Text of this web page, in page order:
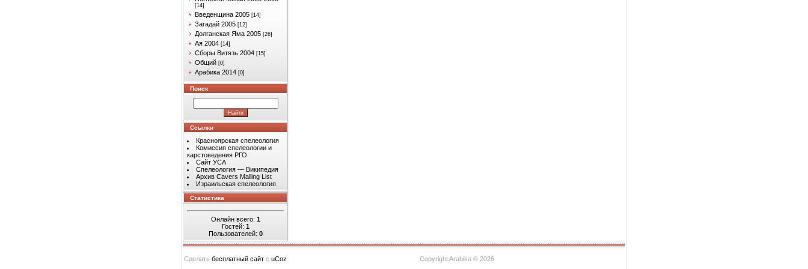
[14]
Введенщина 2005 [14]
Загадай 2005 [12]
Долганская Яма 2005 [26]
Ая 2004 [14]
Сборы Витязь 2004 [15]
Общий [0]
Арабика 2014 [0]
Поиск
Ссылки
Красноярская спелеология
Комиссия спелеологии и
карстоведения РГО
Сайт УСА
Спелеология — Википедия
Архив Cavers Mailing List
Израильская спелеология
Статистика
Онлайн всего: 1
Гостей: 1
Пользователей: 0
Сделать бесплатный сайт с uCoz Copyright Arabika © 2026